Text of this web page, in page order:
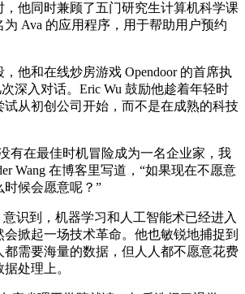
，他同时兼顾了五门研究生计算机科学课
Ava 的应用程序，用于帮助用户预约
和在线炒房游戏 Opendoor 的首席执
深入对话。Eric Wu 鼓励他趁着年轻时
试从初创公司开始，而不是在成熟的科技
在最佳时机冒险成为一名企业家，我
Wang 在博客里写道，“如果现在不愿意
候会愿意呢？”
识到，机器学习和人工智能术已经进入
掀起一场技术革命。他也敏锐地捕捉到
都需要海量的数据，但人人都不愿意花费
处理上。